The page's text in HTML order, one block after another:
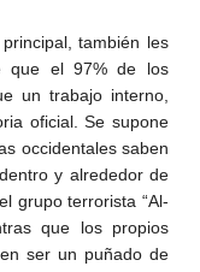
también les
que el 97% de los
un trabajo interno,
oficial. Se supone
occidentales saben
y alrededor de
grupo terrorista “Al-
que los propios
ser un puñado de